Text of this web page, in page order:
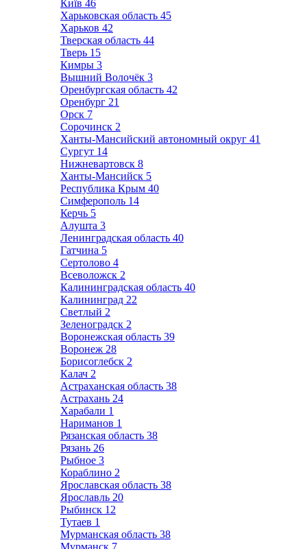
Київ 46
Харьковская область 45
Харьков 42
Тверская область 44
Тверь 15
Кимры 3
Вышний Волочёк 3
Оренбургская область 42
Оренбург 21
Орск 7
Сорочинск 2
Ханты-Мансийский автономный округ 41
Сургут 14
Нижневартовск 8
Ханты-Мансийск 5
Республика Крым 40
Симферополь 14
Керчь 5
Алушта 3
Ленинградская область 40
Гатчина 5
Сертолово 4
Всеволожск 2
Калининградская область 40
Калининград 22
Светлый 2
Зеленоградск 2
Воронежская область 39
Воронеж 28
Борисоглебск 2
Калач 2
Астраханская область 38
Астрахань 24
Харабали 1
Нариманов 1
Рязанская область 38
Рязань 26
Рыбное 3
Кораблино 2
Ярославская область 38
Ярославль 20
Рыбинск 12
Тутаев 1
Мурманская область 38
Мурманск 7